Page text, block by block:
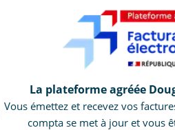
La plateforme agréée
Vous émettez et recevez vos
compta se met à jour et vous